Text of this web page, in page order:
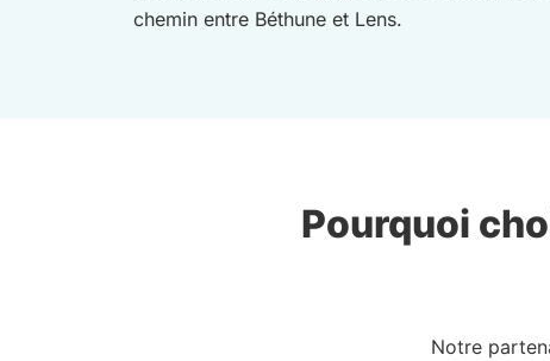
chemin entre Béthune et Lens.
Pourquoi
Notre